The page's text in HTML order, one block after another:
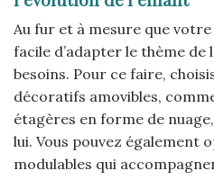
Au fur et à mesure que
facile d’adapter le thème de
besoins. Pour ce faire,
décoratifs amovibles,
étagères en forme de
lui. Vous pouvez également
modulables qui